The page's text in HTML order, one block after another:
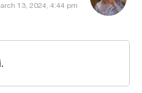
13, 2024, 4:44 pm